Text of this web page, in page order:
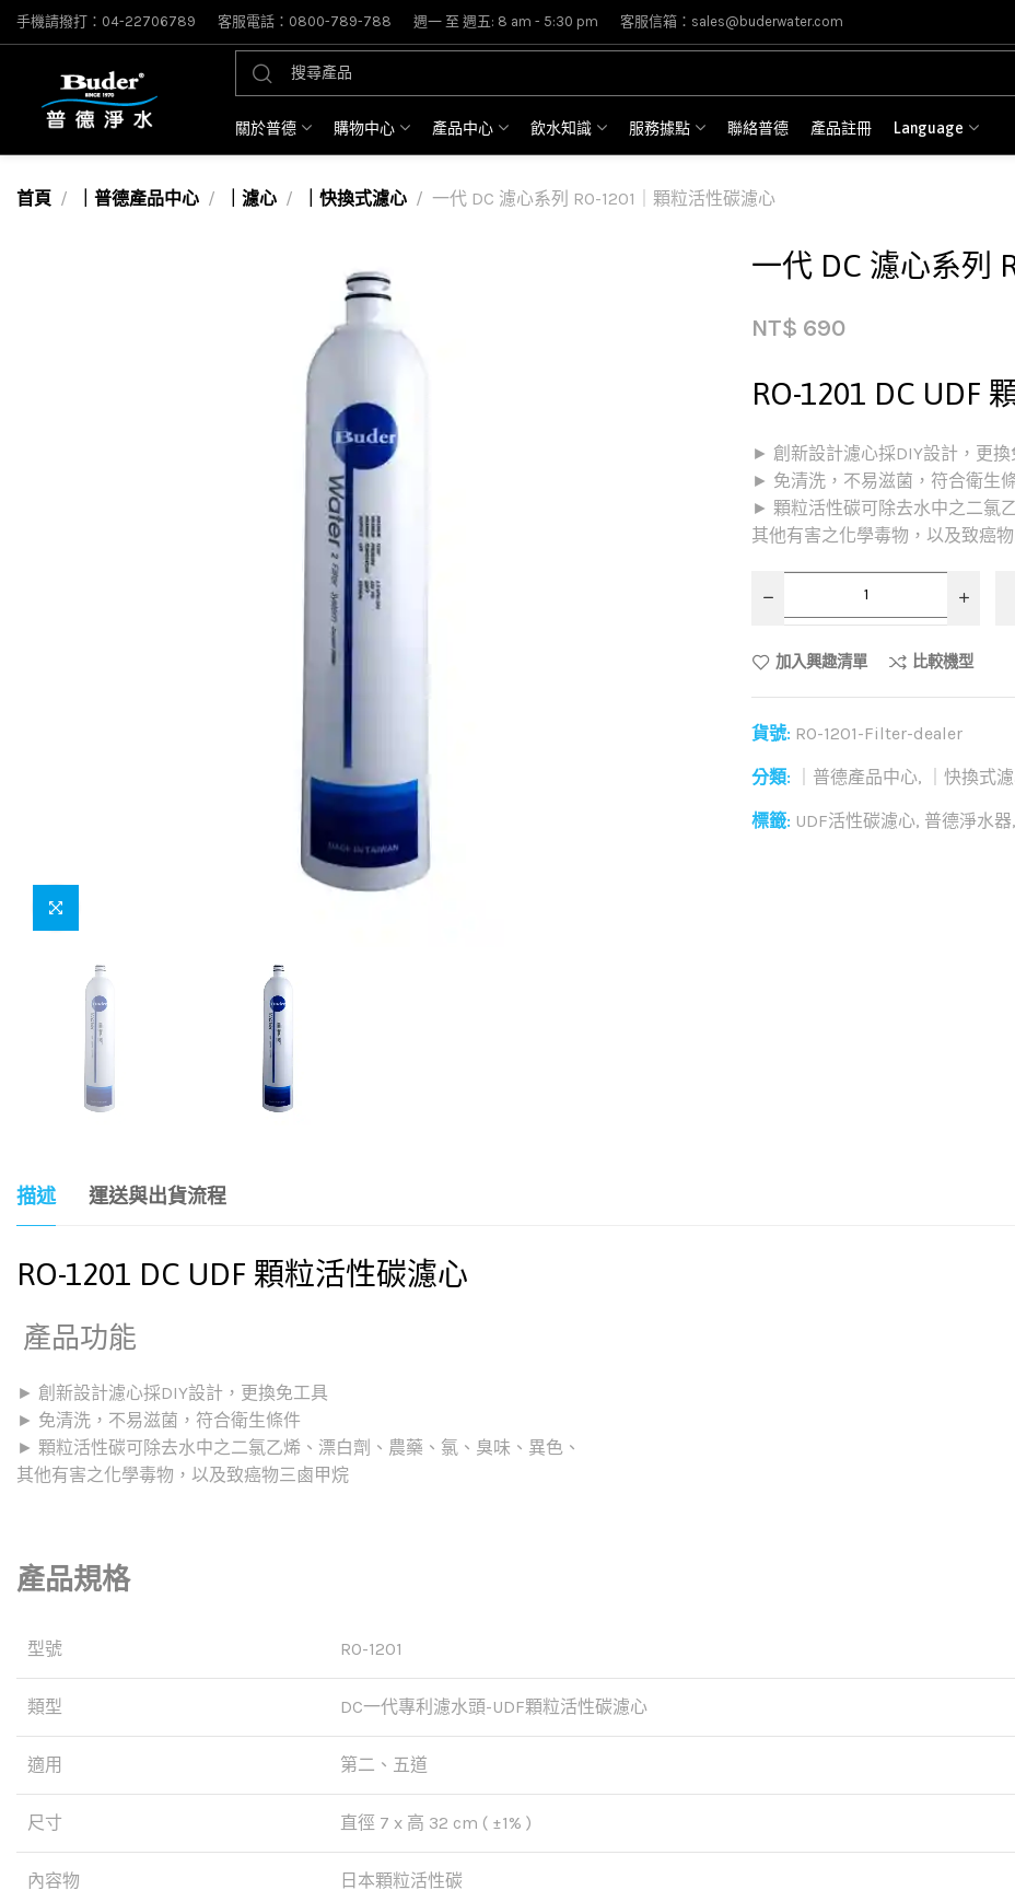
手機請撥打：04-22706789 客服電話：0800-789-788 週一 至 週五: 8 am - 5:30 pm 客服信箱：sales@buderwater.com
關於普德 購物中心 產品中心 飲水知識 服務據點 聯絡普德 產品註冊 Language
首頁 ｜普德產品中心 ｜濾心 ｜快換式濾心 一代 DC 濾心系列 RO-1201｜顆粒活性碳濾心
一代 DC 濾心系列
NT$ 690
RO-1201 DC UDF
► 創新設計濾心採DIY設計，更換
► 免清洗，不易滋菌，符合衛生
► 顆粒活性碳可除去水中之二氯
其他有害之化學毒物，以及致癌
加入興趣清單 比較機型
貨號: RO-1201-Filter-dealer
分類: ｜普德產品中心, ｜快換式
標籤: UDF活性碳濾心, 普德淨水器,
描述 運送與出貨流程
RO-1201 DC UDF 顆粒活性碳濾心
產品功能
► 創新設計濾心採DIY設計，更換免工具
► 免清洗，不易滋菌，符合衛生條件
► 顆粒活性碳可除去水中之二氯乙烯、漂白劑、農藥、氯、臭味、異色、
其他有害之化學毒物，以及致癌物三鹵甲烷
產品規格
型號 RO-1201
類型 DC一代專利濾水頭-UDF顆粒活性碳濾心
適用 第二、五道
尺寸 直徑 7 x 高 32 cm ( ±1% )
內容物 日本顆粒活性碳